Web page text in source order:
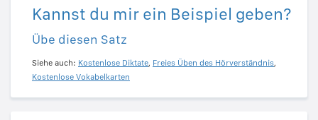
Kannst du mir ein Beispiel geben?
Übe diesen Satz
Siehe auch: Kostenlose Diktate, Freies Üben des Hörverständnis,
Kostenlose Vokabelkarten